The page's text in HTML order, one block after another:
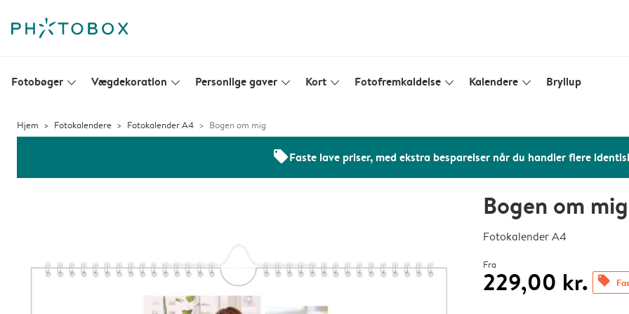
Fotobøger slim_arrow_down Vægdekoration slim_arrow_down Personlige gaver slim_arrow_down Kort slim_arrow_down Fotofremkaldelse slim_arrow_down Kalendere slim_arrow_down Bryllup
Hjem Fotokalendere Fotokalender A4 Bogen om mig
offersFaste lave priser, med ekstra besparelser når du handler flere
Bogen om mig
Fotokalender A4
Fra
229,00 kr. offers